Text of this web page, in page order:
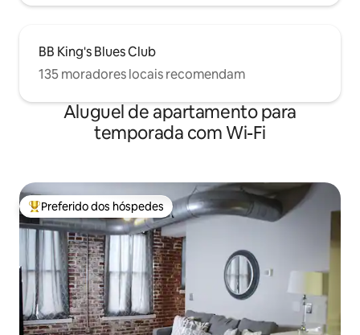
BB King's Blues Club
135 moradores locais recomendam
Aluguel de apartamento para
temporada com Wi-Fi
Entre os melhores preferidos dos hóspedes
Preferido dos hóspedes